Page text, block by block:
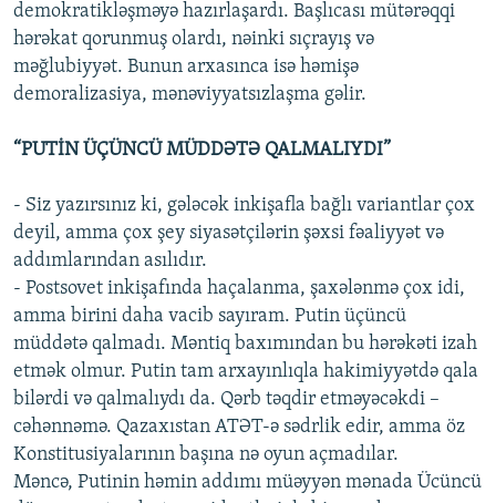
demokratikləşməyə hazırlaşardı. Başlıcası mütərəqqi
hərəkat qorunmuş olardı, nəinki sıçrayış və
məğlubiyyət. Bunun arxasınca isə həmişə
demoralizasiya, mənəviyyatsızlaşma gəlir.
“PUTİN ÜÇÜNCÜ MÜDDƏTƏ QALMALIYDI”
- Siz yazırsınız ki, gələcək inkişafla bağlı variantlar çox
deyil, amma çox şey siyasətçilərin şəxsi fəaliyyət və
addımlarından asılıdır.
- Postsovet inkişafında haçalanma, şaxələnmə çox idi,
amma birini daha vacib sayıram. Putin üçüncü
müddətə qalmadı. Məntiq baxımından bu hərəkəti izah
etmək olmur. Putin tam arxayınlıqla hakimiyyətdə qala
bilərdi və qalmalıydı da. Qərb təqdir etməyəcəkdi –
cəhənnəmə. Qazaxıstan ATƏT-ə sədrlik edir, amma öz
Konstitusiyalarının başına nə oyun açmadılar.
Məncə, Putinin həmin addımı müəyyən mənada Ücüncü